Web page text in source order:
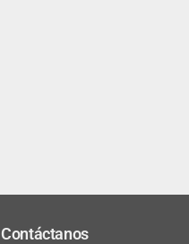
Contáctanos